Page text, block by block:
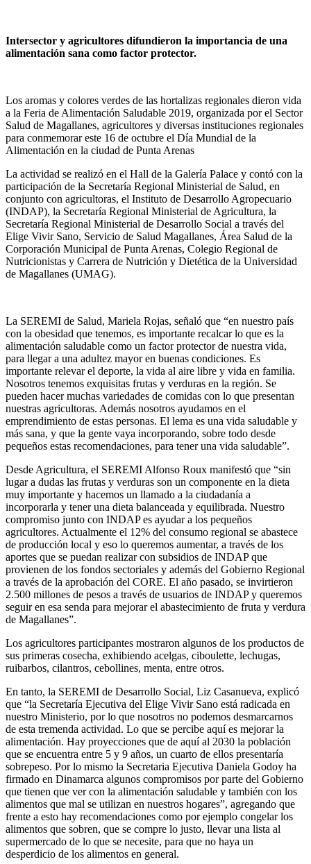
Intersector y agricultores difundieron la importancia de una
alimentación sana como factor protector.
Los aromas y colores verdes de las hortalizas regionales dieron vida
a la Feria de Alimentación Saludable 2019, organizada por el Sector
Salud de Magallanes, agricultores y diversas instituciones regionales
para conmemorar este 16 de octubre el Día Mundial de la
Alimentación en la ciudad de Punta Arenas
La actividad se realizó en el Hall de la Galería Palace y contó con la
participación de la Secretaría Regional Ministerial de Salud, en
conjunto con agricultoras, el Instituto de Desarrollo Agropecuario
(INDAP), la Secretaría Regional Ministerial de Agricultura, la
Secretaría Regional Ministerial de Desarrollo Social a través del
Elige Vivir Sano, Servicio de Salud Magallanes, Área Salud de la
Corporación Municipal de Punta Arenas, Colegio Regional de
Nutricionistas y Carrera de Nutrición y Dietética de la Universidad
de Magallanes (UMAG).
La SEREMI de Salud, Mariela Rojas, señaló que “en nuestro país
con la obesidad que tenemos, es importante recalcar lo que es la
alimentación saludable como un factor protector de nuestra vida,
para llegar a una adultez mayor en buenas condiciones. Es
importante relevar el deporte, la vida al aire libre y vida en familia.
Nosotros tenemos exquisitas frutas y verduras en la región. Se
pueden hacer muchas variedades de comidas con lo que presentan
nuestras agricultoras. Además nosotros ayudamos en el
emprendimiento de estas personas. El lema es una vida saludable y
más sana, y que la gente vaya incorporando, sobre todo desde
pequeños estas recomendaciones, para tener una vida saludable”.
Desde Agricultura, el SEREMI Alfonso Roux manifestó que “sin
lugar a dudas las frutas y verduras son un componente en la dieta
muy importante y hacemos un llamado a la ciudadanía a
incorporarla y tener una dieta balanceada y equilibrada. Nuestro
compromiso junto con INDAP es ayudar a los pequeños
agricultores. Actualmente el 12% del consumo regional se abastece
de producción local y eso lo queremos aumentar, a través de los
aportes que se puedan realizar con subsidios de INDAP que
provienen de los fondos sectoriales y además del Gobierno Regional
a través de la aprobación del CORE. El año pasado, se invirtieron
2.500 millones de pesos a través de usuarios de INDAP y queremos
seguir en esa senda para mejorar el abastecimiento de fruta y verdura
de Magallanes”.
Los agricultores participantes mostraron algunos de los productos de
sus primeras cosecha, exhibiendo acelgas, ciboulette, lechugas,
ruibarbos, cilantros, cebollines, menta, entre otros.
En tanto, la SEREMI de Desarrollo Social, Liz Casanueva, explicó
que “la Secretaría Ejecutiva del Elige Vivir Sano está radicada en
nuestro Ministerio, por lo que nosotros no podemos desmarcarnos
de esta tremenda actividad. Lo que se percibe aquí es mejorar la
alimentación. Hay proyecciones que de aquí al 2030 la población
que se encuentra entre 5 y 9 años, un cuarto de ellos presentaría
sobrepeso. Por lo mismo la Secretaria Ejecutiva Daniela Godoy ha
firmado en Dinamarca algunos compromisos por parte del Gobierno
que tienen que ver con la alimentación saludable y también con los
alimentos que mal se utilizan en nuestros hogares”, agregando que
frente a esto hay recomendaciones como por ejemplo congelar los
alimentos que sobren, que se compre lo justo, llevar una lista al
supermercado de lo que se necesite, para que no haya un
desperdicio de los alimentos en general.